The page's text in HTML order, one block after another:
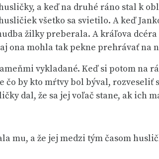
a keď na druhé ráno stal k
všetko sa svietilo. A keď
žilky preberala. A kráľova
ona mohla tak pekne prehrávať na
vykladané. Keď si potom na
by kto mŕtvy bol býval, rozveseliť
dal, že sa jej voľač stane, ak ich
mu, a že jej medzi tým časom